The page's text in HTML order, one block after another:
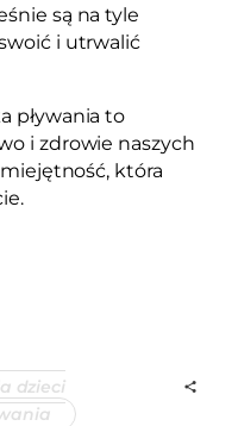
są na tyle
i utrwalić
pływania to
i zdrowie naszych
która
dzieci